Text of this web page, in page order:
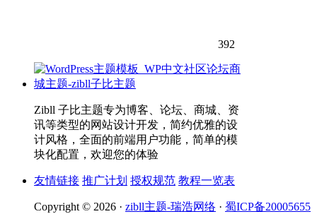
392
Zibll 子比主题专为博客、论坛、商城、资
讯等类型的网站设计开发，简约优雅的设
计风格，全面的前端用户功能，简单的模
块化配置，欢迎您的体验
友情链接 推广计划 授权规范 教程一览表
Copyright © 2026 · zibll主题-瑞浩网络 · 蜀ICP备20005655